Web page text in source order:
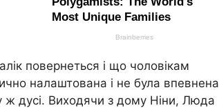
повернеться і що чоловікам
налаштована і не була впевнена
дусі. Виходячи з дому Ніни, Люда